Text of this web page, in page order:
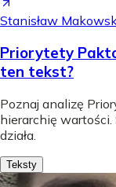
Stanisław
Priorytety
ten tekst?
Poznaj analizę
hierarchię
działa.
Teksty